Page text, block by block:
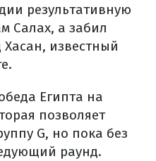
результативную
Салах, а забил
известный
Египта на
позволяет
G, но пока без
раунд.